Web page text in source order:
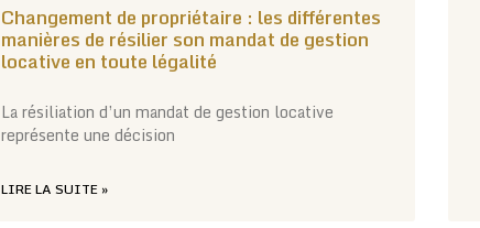
Changement de propriétaire : les différentes
manières de résilier son mandat de gestion
locative en toute légalité
La résiliation d’un mandat de gestion locative
représente une décision
LIRE LA SUITE »